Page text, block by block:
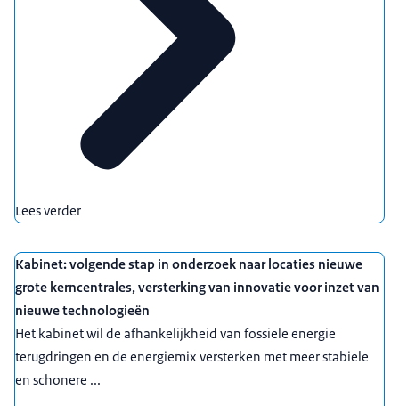
Lees verder
Kabinet: volgende stap in onderzoek naar locaties nieuwe
grote kerncentrales, versterking van innovatie voor inzet van
nieuwe technologieën
Het kabinet wil de afhankelijkheid van fossiele energie
terugdringen en de energiemix versterken met meer stabiele
en schonere ...